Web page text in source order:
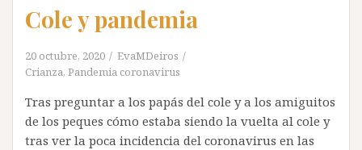
Cole y pandemia
20 octubre, 2020
EvaMDeiros
Crianza, Pandemia coronavirus
Tras preguntar a los papás del cole y a los amiguitos
de los peques cómo estaba siendo la vuelta al cole y
tras ver la poca incidencia del coronavirus en las